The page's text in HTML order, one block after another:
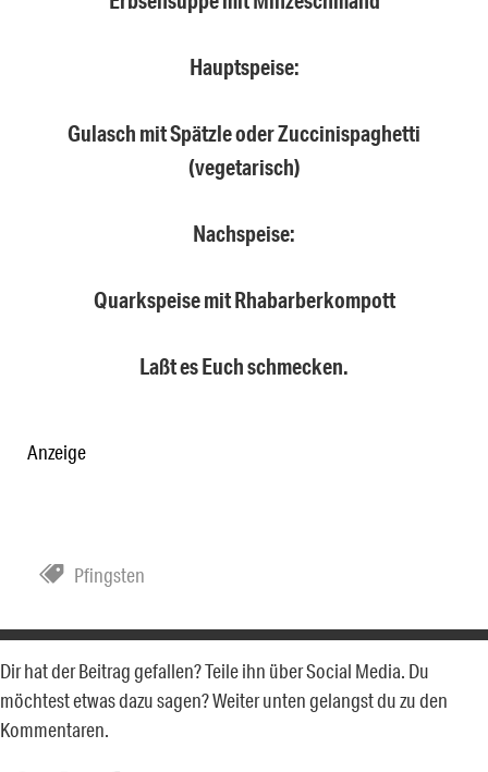
Hauptspeise:
Gulasch mit Spätzle oder Zuccinispaghetti
(vegetarisch)
Nachspeise:
Quarkspeise mit Rhabarberkompott
Laßt es Euch schmecken.
Anzeige
Pfingsten
Dir hat der Beitrag gefallen? Teile ihn über Social Media. Du
möchtest etwas dazu sagen? Weiter unten gelangst du zu den
Kommentaren.